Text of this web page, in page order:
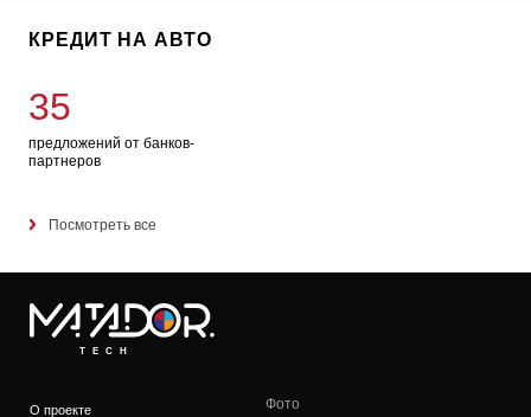
КРЕДИТ НА АВТО
35
предложений от банков-
партнеров
Посмотреть все
TECH
О проекте
Фото